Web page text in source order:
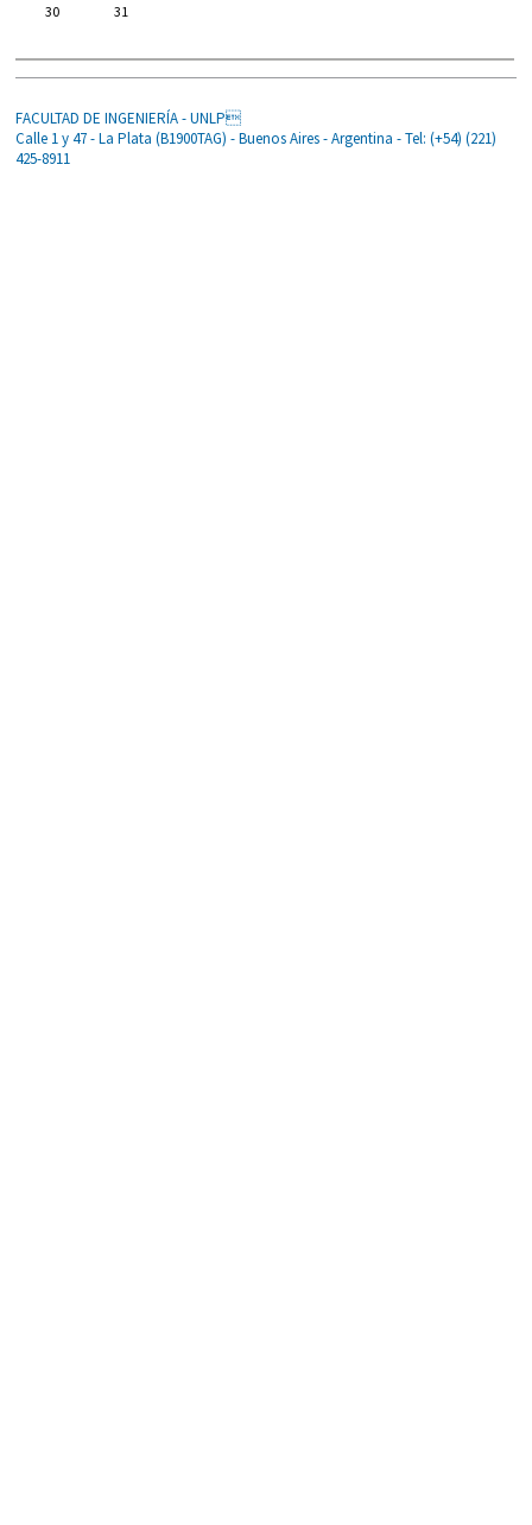
30
31
FACULTAD DE INGENIERÍA - UNLP
Calle 1 y 47 - La Plata (B1900TAG) - Buenos Aires - Argentina - Tel: (+54) (221)
425-8911